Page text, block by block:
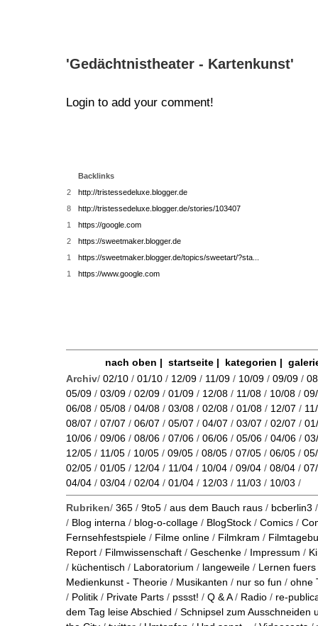
'Gedächtnistheater - Kartenkunst'
Login to add your comment!
Backlinks
2
http://tristessedeluxe.blogger.de
8
http://tristessedeluxe.blogger.de/stories/103407
1
https://google.com
2
https://sweetmaker.blogger.de
1
https://sweetmaker.blogger.de/topics/sweetart/?sta...
1
https://www.google.com
nach oben | startseite| kategorien |
Archiv/ 02/10 / 01/10 / 12/09 / 11/09 / 10/09 / 09/09 /
05/09 / 03/09 / 02/09 / 01/09 / 12/08 / 11/08 / 10/08 /
06/08 / 05/08 / 04/08 / 03/08 / 02/08 / 01/08 / 12/07 /
08/07 / 07/07 / 06/07 / 05/07 / 04/07 / 03/07 / 02/07 /
10/06 / 09/06 / 08/06 / 07/06 / 06/06 / 05/06 / 04/06 /
12/05 / 11/05 / 10/05 / 09/05 / 08/05 / 07/05 / 06/05 /
02/05 / 01/05 / 12/04 / 11/04 / 10/04 / 09/04 / 08/04 /
04/04 / 03/04 / 02/04 / 01/04 / 12/03 / 11/03 / 10/03 /
Rubriken/ 365 / 9to5 / aus dem Bauch raus / bcberlin3
/ Blog interna / blog-o-collage / BlogStock / Comics /
Fernsehfestspiele / Filme online / Filmkram /
Report / Filmwissenschaft / Geschenke / Impressum /
/ küchentisch / Laboratorium / langeweile / Lernen
Medienkunst - Theorie / Musikanten / nur so fun / ohne
/ Politik / Private Parts / pssst! / Q & A/ Radio / re-
dem Tag leise Abschied / Schnipsel zum Ausschneiden